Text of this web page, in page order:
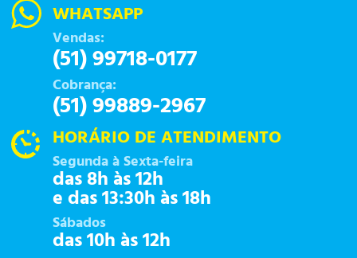
WHATSAPP
Vendas:
(51) 99718-0177
Cobrança:
(51) 99889-2967
HORÁRIO DE ATENDIMENTO
Segunda à Sexta-feira
das 8h às 12h
e das 13:30h às 18h
Sábados
das 10h às 12h